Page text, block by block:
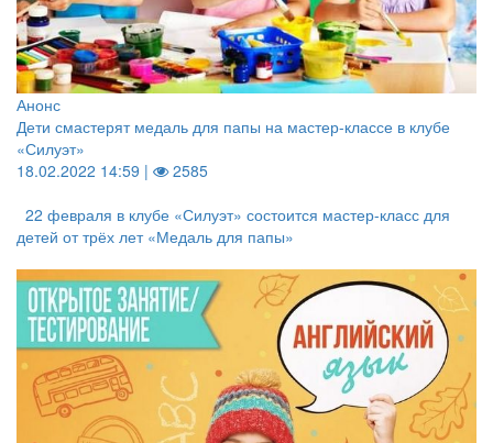
Анонс
Дети смастерят медаль для папы на мастер-классе в клубе
«Силуэт»
18.02.2022 14:59 |
2585
22 февраля в клубе «Силуэт» состоится мастер-класс для
детей от трёх лет «Медаль для папы»